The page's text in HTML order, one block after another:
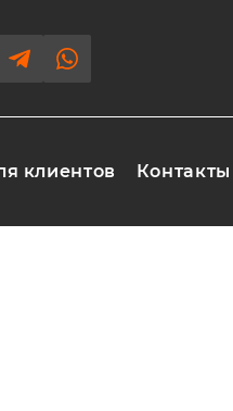
клиентов
Контакты